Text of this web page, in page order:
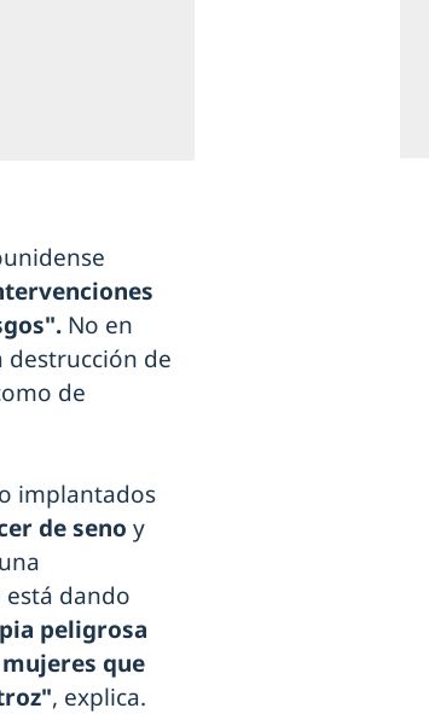
No en
destrucción de
de
implantados
de seno y
dando
peligrosa
que
, explica.